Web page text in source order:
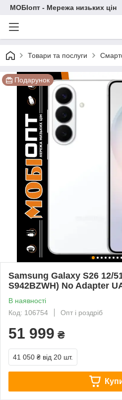
МОБІопт - Мережа низьких цін
Товари та послуги
Подарунок
Samsung Galaxy S26 12/
S942BZWH) No Adapter
В наявності
Код: 106754
Опт і роздріб
51 999 ₴
41 050 ₴ від 20 шт.